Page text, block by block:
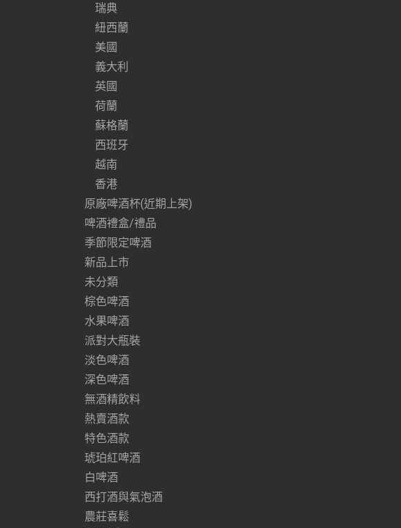
瑞典
紐西蘭
美國
義大利
英國
荷蘭
蘇格蘭
西班牙
越南
香港
原廠啤酒杯(近期上架)
啤酒禮盒/禮品
季節限定啤酒
新品上市
未分類
棕色啤酒
水果啤酒
派對大瓶裝
淡色啤酒
深色啤酒
無酒精飲料
熱賣酒款
特色酒款
琥珀紅啤酒
白啤酒
西打酒與氣泡酒
農莊喜鬆